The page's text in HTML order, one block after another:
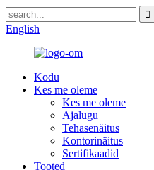
English
Kodu
Kes me oleme
Kes me oleme
Ajalugu
Tehasenäitus
Kontorinäitus
Sertifikaadid
Tooted